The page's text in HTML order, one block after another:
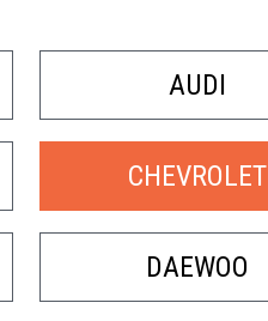
АКПП
AUDI
CHEVROLET
DAEWOO